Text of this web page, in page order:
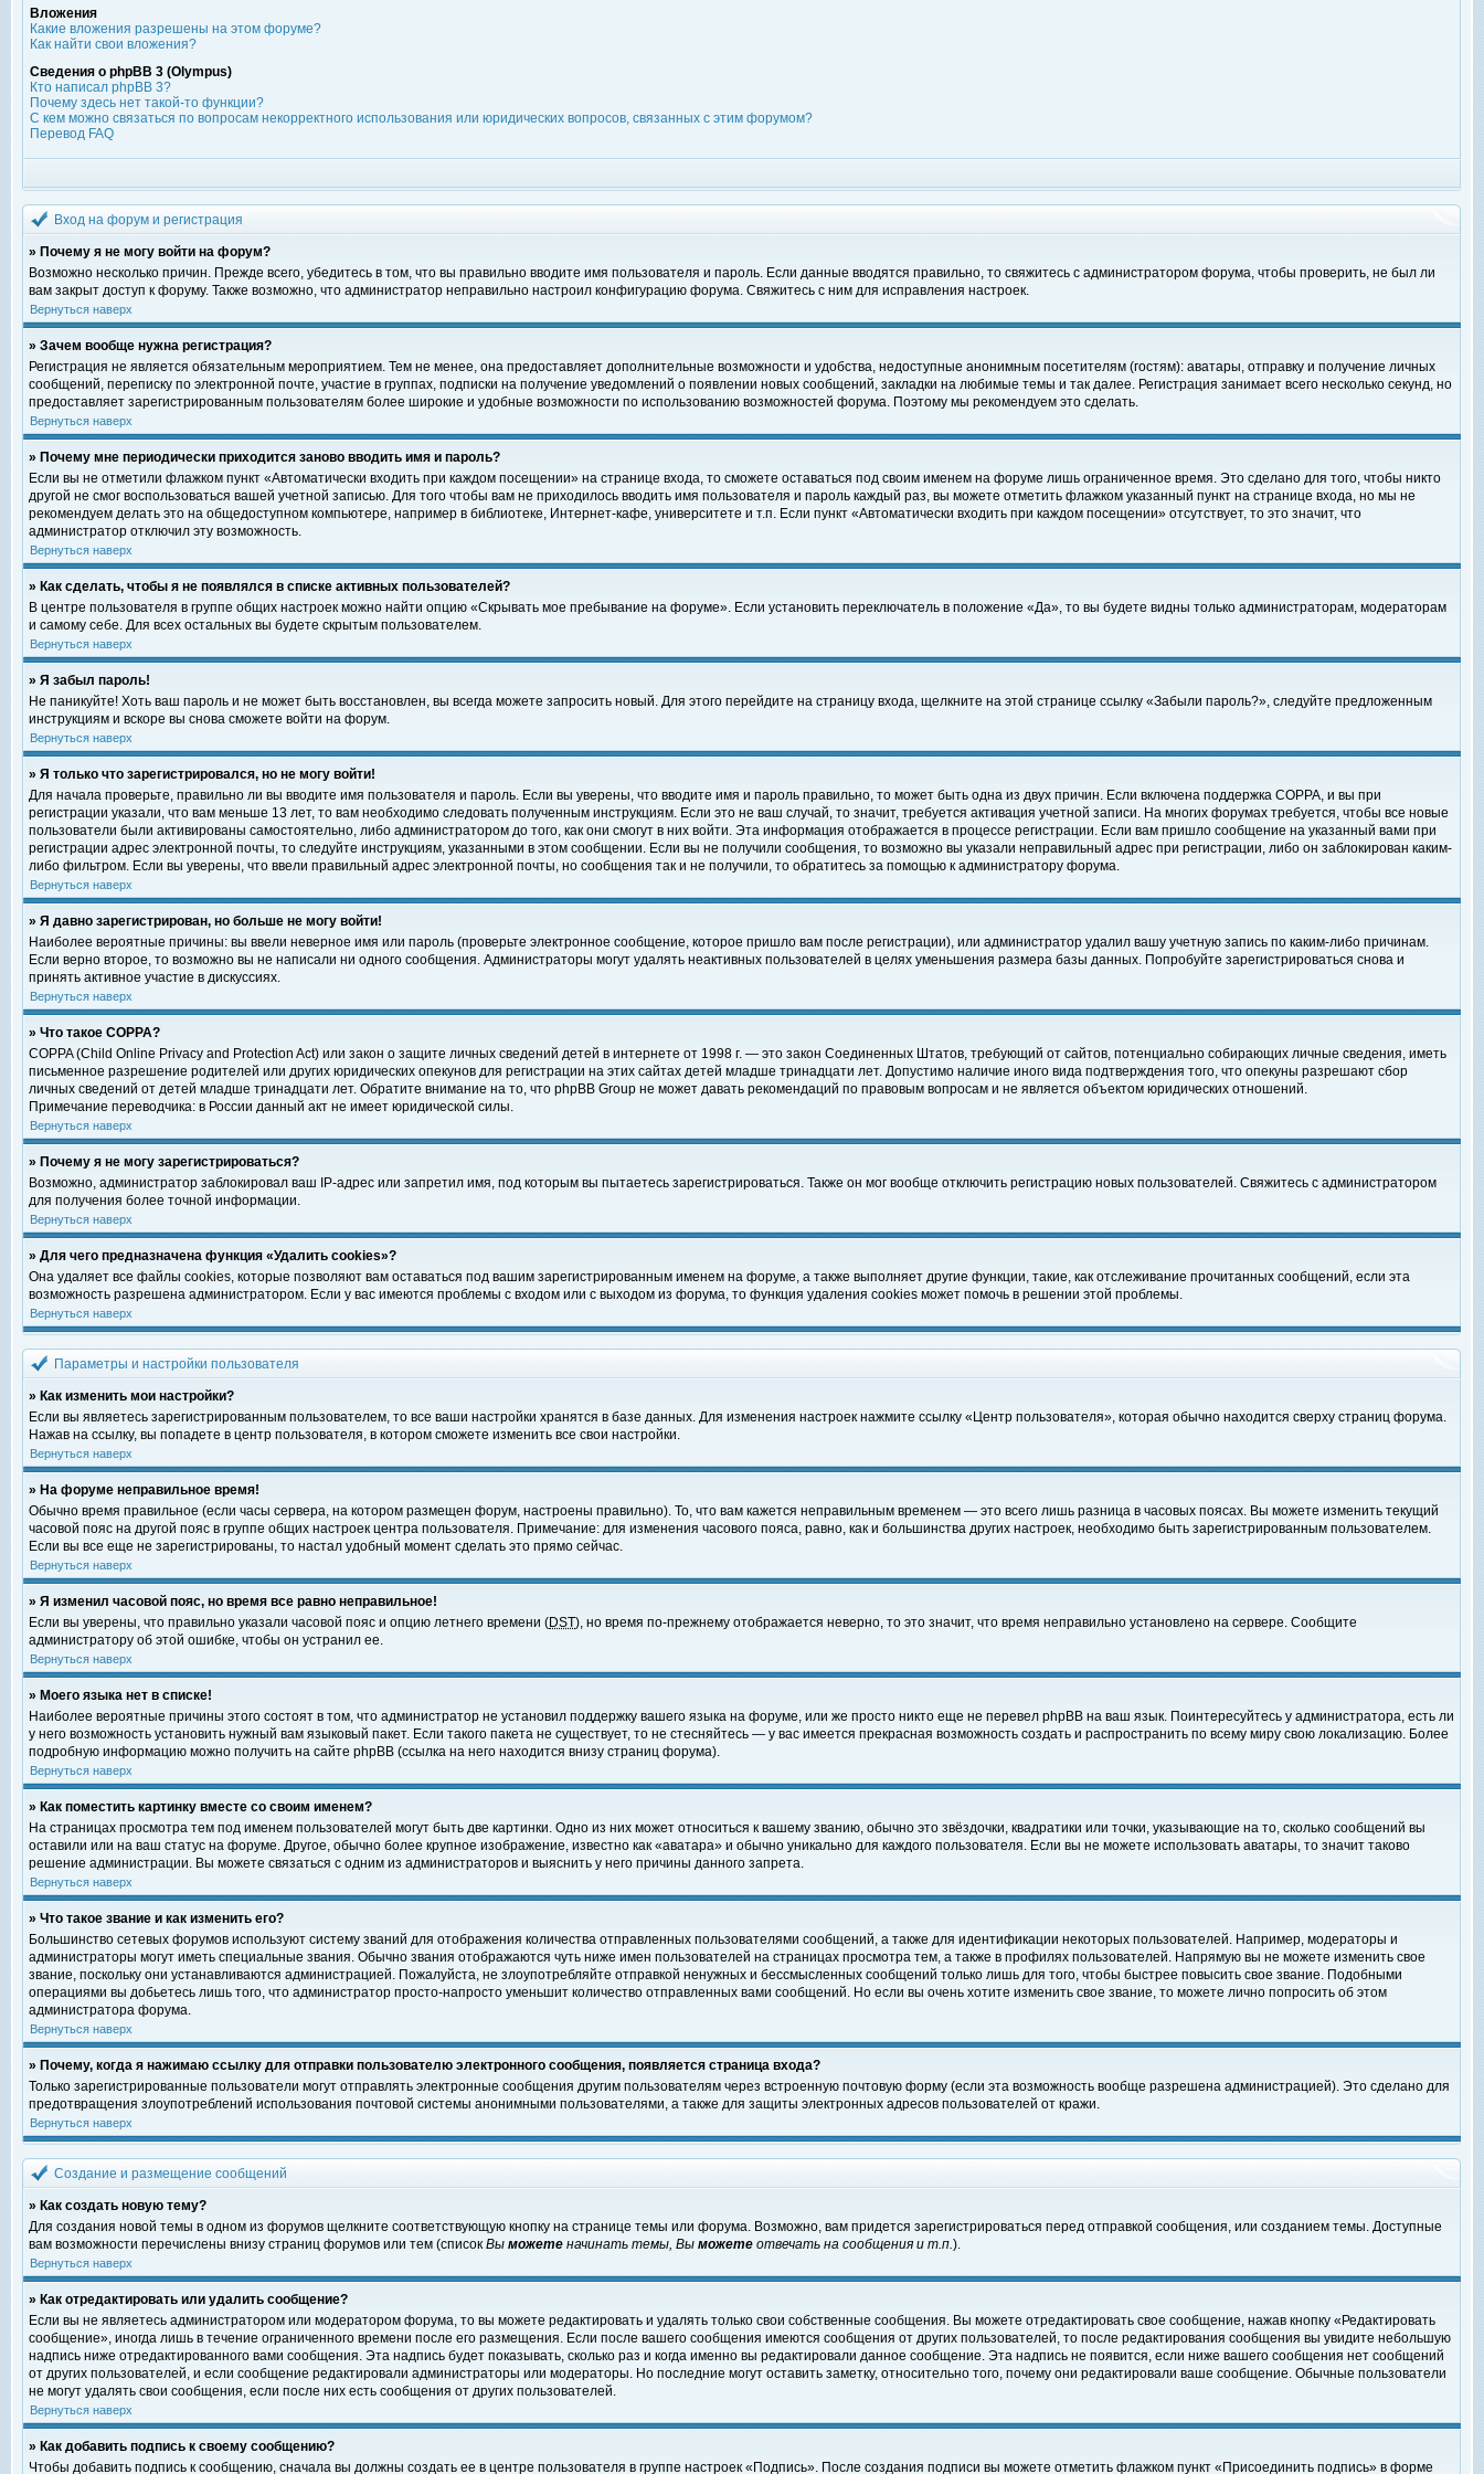
Вложения
Какие вложения разрешены на этом форуме?
Как найти свои вложения?
Сведения о phpBB 3 (Olympus)
Кто написал phpBB 3?
Почему здесь нет такой-то функции?
С кем можно связаться по вопросам некорректного использования или юридических вопросов, связанных с этим форумом?
Перевод FAQ
Вход на форум и регистрация
» Почему я не могу войти на форум?
Возможно несколько причин. Прежде всего, убедитесь в том, что вы правильно вводите имя пользователя и пароль. Если данные вводятся правильно, то свяжитесь с администратором форума, чтобы проверить, не был ли
вам закрыт доступ к форуму. Также возможно, что администратор неправильно настроил конфигурацию форума. Свяжитесь с ним для исправления настроек.
Вернуться наверх
» Зачем вообще нужна регистрация?
Регистрация не является обязательным мероприятием. Тем не менее, она предоставляет дополнительные возможности и удобства, недоступные анонимным посетителям (гостям): аватары, отправку и получение личных
сообщений, переписку по электронной почте, участие в группах, подписки на получение уведомлений о появлении новых сообщений, закладки на любимые темы и так далее. Регистрация занимает всего несколько секунд, но
предоставляет зарегистрированным пользователям более широкие и удобные возможности по использованию возможностей форума. Поэтому мы рекомендуем это сделать.
Вернуться наверх
» Почему мне периодически приходится заново вводить имя и пароль?
Если вы не отметили флажком пункт «Автоматически входить при каждом посещении» на странице входа, то сможете оставаться под своим именем на форуме лишь ограниченное время. Это сделано для того, чтобы никто
другой не смог воспользоваться вашей учетной записью. Для того чтобы вам не приходилось вводить имя пользователя и пароль каждый раз, вы можете отметить флажком указанный пункт на странице входа, но мы не
рекомендуем делать это на общедоступном компьютере, например в библиотеке, Интернет-кафе, университете и т.п. Если пункт «Автоматически входить при каждом посещении» отсутствует, то это значит, что
администратор отключил эту возможность.
Вернуться наверх
» Как сделать, чтобы я не появлялся в списке активных пользователей?
В центре пользователя в группе общих настроек можно найти опцию «Скрывать мое пребывание на форуме». Если установить переключатель в положение «Да», то вы будете видны только администраторам, модераторам
и самому себе. Для всех остальных вы будете скрытым пользователем.
Вернуться наверх
» Я забыл пароль!
Не паникуйте! Хоть ваш пароль и не может быть восстановлен, вы всегда можете запросить новый. Для этого перейдите на страницу входа, щелкните на этой странице ссылку «Забыли пароль?», следуйте предложенным
инструкциям и вскоре вы снова сможете войти на форум.
Вернуться наверх
» Я только что зарегистрировался, но не могу войти!
Для начала проверьте, правильно ли вы вводите имя пользователя и пароль. Если вы уверены, что вводите имя и пароль правильно, то может быть одна из двух причин. Если включена поддержка COPPA, и вы при
регистрации указали, что вам меньше 13 лет, то вам необходимо следовать полученным инструкциям. Если это не ваш случай, то значит, требуется активация учетной записи. На многих форумах требуется, чтобы все новые
пользователи были активированы самостоятельно, либо администратором до того, как они смогут в них войти. Эта информация отображается в процессе регистрации. Если вам пришло сообщение на указанный вами при
регистрации адрес электронной почты, то следуйте инструкциям, указанными в этом сообщении. Если вы не получили сообщения, то возможно вы указали неправильный адрес при регистрации, либо он заблокирован каким-
либо фильтром. Если вы уверены, что ввели правильный адрес электронной почты, но сообщения так и не получили, то обратитесь за помощью к администратору форума.
Вернуться наверх
» Я давно зарегистрирован, но больше не могу войти!
Наиболее вероятные причины: вы ввели неверное имя или пароль (проверьте электронное сообщение, которое пришло вам после регистрации), или администратор удалил вашу учетную запись по каким-либо причинам.
Если верно второе, то возможно вы не написали ни одного сообщения. Администраторы могут удалять неактивных пользователей в целях уменьшения размера базы данных. Попробуйте зарегистрироваться снова и
принять активное участие в дискуссиях.
Вернуться наверх
» Что такое COPPA?
COPPA (Child Online Privacy and Protection Act) или закон о защите личных сведений детей в интернете от 1998 г. — это закон Соединенных Штатов, требующий от сайтов, потенциально собирающих личные сведения, иметь
письменное разрешение родителей или других юридических опекунов для регистрации на этих сайтах детей младше тринадцати лет. Допустимо наличие иного вида подтверждения того, что опекуны разрешают сбор
личных сведений от детей младше тринадцати лет. Обратите внимание на то, что phpBB Group не может давать рекомендаций по правовым вопросам и не является объектом юридических отношений.
Примечание переводчика: в России данный акт не имеет юридической силы.
Вернуться наверх
» Почему я не могу зарегистрироваться?
Возможно, администратор заблокировал ваш IP-адрес или запретил имя, под которым вы пытаетесь зарегистрироваться. Также он мог вообще отключить регистрацию новых пользователей. Свяжитесь с администратором
для получения более точной информации.
Вернуться наверх
» Для чего предназначена функция «Удалить cookies»?
Она удаляет все файлы cookies, которые позволяют вам оставаться под вашим зарегистрированным именем на форуме, а также выполняет другие функции, такие, как отслеживание прочитанных сообщений, если эта
возможность разрешена администратором. Если у вас имеются проблемы с входом или с выходом из форума, то функция удаления cookies может помочь в решении этой проблемы.
Вернуться наверх
Параметры и настройки пользователя
» Как изменить мои настройки?
Если вы являетесь зарегистрированным пользователем, то все ваши настройки хранятся в базе данных. Для изменения настроек нажмите ссылку «Центр пользователя», которая обычно находится сверху страниц форума.
Нажав на ссылку, вы попадете в центр пользователя, в котором сможете изменить все свои настройки.
Вернуться наверх
» На форуме неправильное время!
Обычно время правильное (если часы сервера, на котором размещен форум, настроены правильно). То, что вам кажется неправильным временем — это всего лишь разница в часовых поясах. Вы можете изменить текущий
часовой пояс на другой пояс в группе общих настроек центра пользователя. Примечание: для изменения часового пояса, равно, как и большинства других настроек, необходимо быть зарегистрированным пользователем.
Если вы все еще не зарегистрированы, то настал удобный момент сделать это прямо сейчас.
Вернуться наверх
» Я изменил часовой пояс, но время все равно неправильное!
Если вы уверены, что правильно указали часовой пояс и опцию летнего времени (DST), но время по-прежнему отображается неверно, то это значит, что время неправильно установлено на сервере. Сообщите
администратору об этой ошибке, чтобы он устранил ее.
Вернуться наверх
» Моего языка нет в списке!
Наиболее вероятные причины этого состоят в том, что администратор не установил поддержку вашего языка на форуме, или же просто никто еще не перевел phpBB на ваш язык. Поинтересуйтесь у администратора, есть ли
у него возможность установить нужный вам языковый пакет. Если такого пакета не существует, то не стесняйтесь — у вас имеется прекрасная возможность создать и распространить по всему миру свою локализацию. Более
подробную информацию можно получить на сайте phpBB (ссылка на него находится внизу страниц форума).
Вернуться наверх
» Как поместить картинку вместе со своим именем?
На страницах просмотра тем под именем пользователей могут быть две картинки. Одно из них может относиться к вашему званию, обычно это звёздочки, квадратики или точки, указывающие на то, сколько сообщений вы
оставили или на ваш статус на форуме. Другое, обычно более крупное изображение, известно как «аватара» и обычно уникально для каждого пользователя. Если вы не можете использовать аватары, то значит таково
решение администрации. Вы можете связаться с одним из администраторов и выяснить у него причины данного запрета.
Вернуться наверх
» Что такое звание и как изменить его?
Большинство сетевых форумов используют систему званий для отображения количества отправленных пользователями сообщений, а также для идентификации некоторых пользователей. Например, модераторы и
администраторы могут иметь специальные звания. Обычно звания отображаются чуть ниже имен пользователей на страницах просмотра тем, а также в профилях пользователей. Напрямую вы не можете изменить свое
звание, поскольку они устанавливаются администрацией. Пожалуйста, не злоупотребляйте отправкой ненужных и бессмысленных сообщений только лишь для того, чтобы быстрее повысить свое звание. Подобными
операциями вы добьетесь лишь того, что администратор просто-напросто уменьшит количество отправленных вами сообщений. Но если вы очень хотите изменить свое звание, то можете лично попросить об этом
администратора форума.
Вернуться наверх
» Почему, когда я нажимаю ссылку для отправки пользователю электронного сообщения, появляется страница входа?
Только зарегистрированные пользователи могут отправлять электронные сообщения другим пользователям через встроенную почтовую форму (если эта возможность вообще разрешена администрацией). Это сделано для
предотвращения злоупотреблений использования почтовой системы анонимными пользователями, а также для защиты электронных адресов пользователей от кражи.
Вернуться наверх
Создание и размещение сообщений
» Как создать новую тему?
Для создания новой темы в одном из форумов щелкните соответствующую кнопку на странице темы или форума. Возможно, вам придется зарегистрироваться перед отправкой сообщения, или созданием темы. Доступные
вам возможности перечислены внизу страниц форумов или тем (список Вы можете начинать темы, Вы можете отвечать на сообщения и т.п.).
Вернуться наверх
» Как отредактировать или удалить сообщение?
Если вы не являетесь администратором или модератором форума, то вы можете редактировать и удалять только свои собственные сообщения. Вы можете отредактировать свое сообщение, нажав кнопку «Редактировать
сообщение», иногда лишь в течение ограниченного времени после его размещения. Если после вашего сообщения имеются сообщения от других пользователей, то после редактирования сообщения вы увидите небольшую
надпись ниже отредактированного вами сообщения. Эта надпись будет показывать, сколько раз и когда именно вы редактировали данное сообщение. Эта надпись не появится, если ниже вашего сообщения нет сообщений
от других пользователей, и если сообщение редактировали администраторы или модераторы. Но последние могут оставить заметку, относительно того, почему они редактировали ваше сообщение. Обычные пользователи
не могут удалять свои сообщения, если после них есть сообщения от других пользователей.
Вернуться наверх
» Как добавить подпись к своему сообщению?
Чтобы добавить подпись к сообщению, сначала вы должны создать ее в центре пользователя в группе настроек «Подпись». После создания подписи вы можете отметить флажком пункт «Присоединить подпись» в форме